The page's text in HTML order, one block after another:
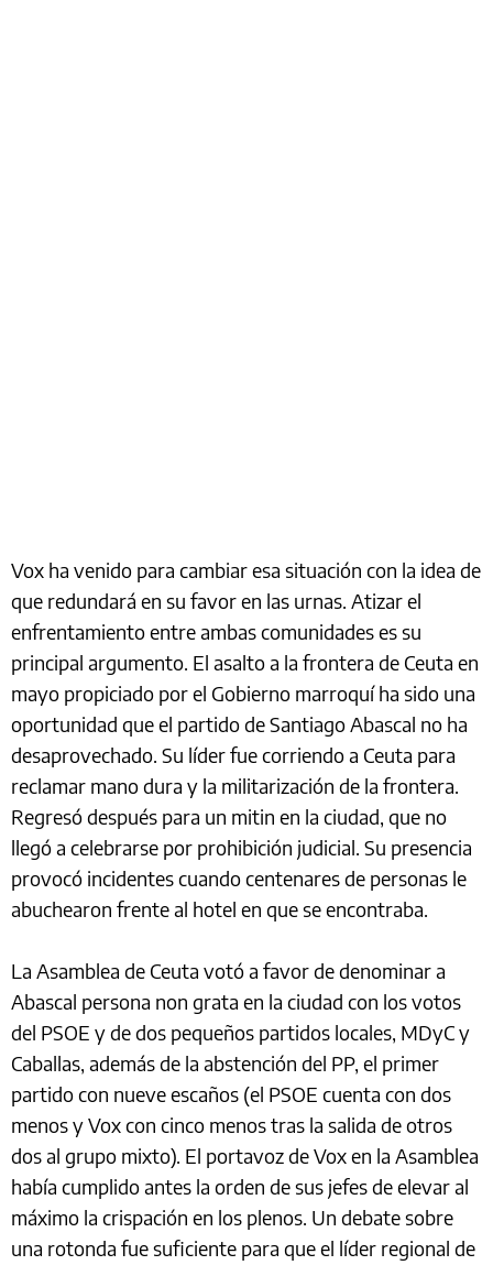
Vox ha venido para cambiar esa situación con la idea de
que redundará en su favor en las urnas. Atizar el
enfrentamiento entre ambas comunidades es su
principal argumento. El asalto a la frontera de Ceuta en
mayo propiciado por el Gobierno marroquí ha sido una
oportunidad que el partido de Santiago Abascal no ha
desaprovechado. Su líder fue corriendo a Ceuta para
reclamar mano dura y la militarización de la frontera.
Regresó después para un mitin en la ciudad, que no
llegó a celebrarse por prohibición judicial. Su presencia
provocó incidentes cuando centenares de personas le
abuchearon frente al hotel en que se encontraba.
La Asamblea de Ceuta votó a favor de denominar a
Abascal persona non grata en la ciudad con los votos
del PSOE y de dos pequeños partidos locales, MDyC y
Caballas, además de la abstención del PP, el primer
partido con nueve escaños (el PSOE cuenta con dos
menos y Vox con cinco menos tras la salida de otros
dos al grupo mixto). El portavoz de Vox en la Asamblea
había cumplido antes la orden de sus jefes de elevar al
máximo la crispación en los plenos. Un debate sobre
una rotonda fue suficiente para que el líder regional de